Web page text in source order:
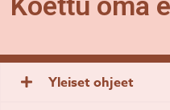
Yleiset ohjeet